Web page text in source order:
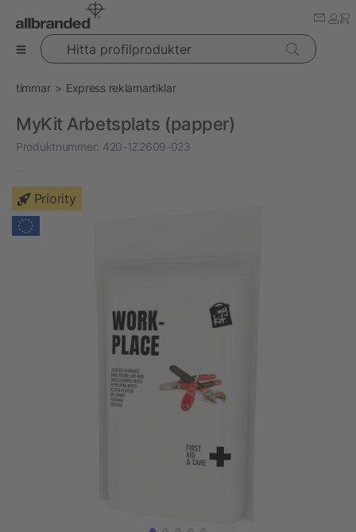
Hitta profilprodukter
timmar Express reklamartiklar
MyKit Arbetsplats (papper)
Produktnummer: 420-1Z2609-023
Priority